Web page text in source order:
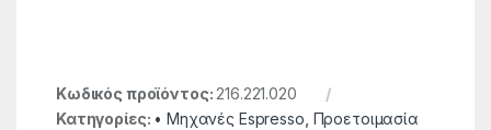
Κωδικός προϊόντος: 216.221.020
Κατηγορίες: • Μηχανές Espresso Προετοιμασία